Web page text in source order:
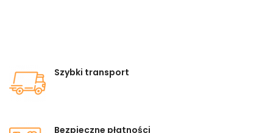
Szybki transport
Bezpieczne płatności